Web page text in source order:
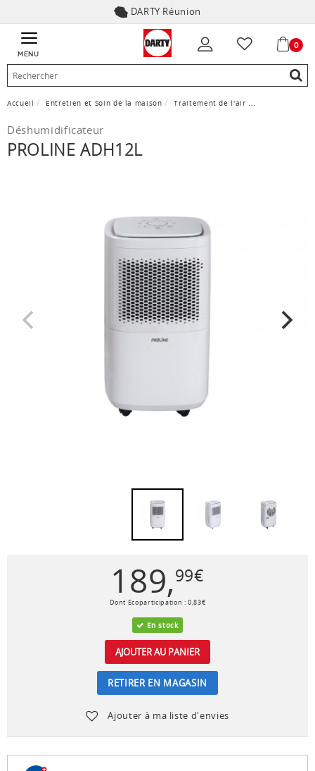
DARTY Réunion
MENU
0
Accueil Entretien et Soin de la maison Traitement de l'air
Déshumidificateur
PROLINE ADH12L
189,99€
Dont Ecoparticipation :0,83€
En stock
AJOUTER AU PANIER
RETIRER EN MAGASIN
Ajouter à ma liste d'envies